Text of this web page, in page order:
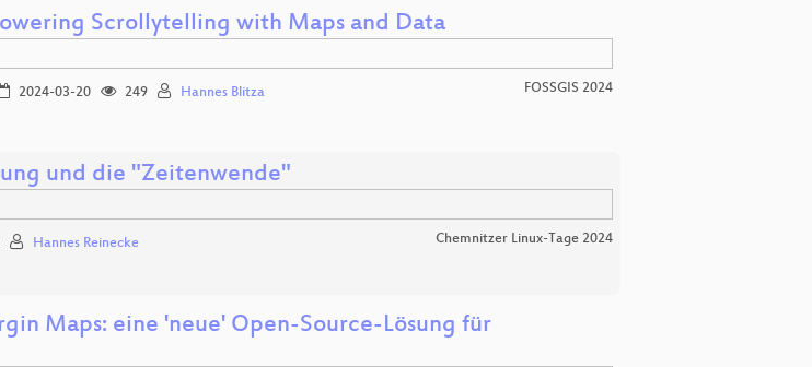
Scrollytelling with Maps and Data
2024-03-20 249 Hannes Blitza FOSSGIS 2024
und die "Zeitenwende"
Hannes Reinecke Chemnitzer Linux-Tage 2024
Maps: eine 'neue' Open-Source-Lösung für